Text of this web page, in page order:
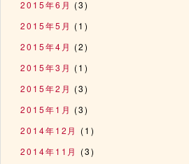
2015年6月 (3)
2015年5月 (1)
2015年4月 (2)
2015年3月 (1)
2015年2月 (3)
2015年1月 (3)
2014年12月 (1)
2014年11月 (3)